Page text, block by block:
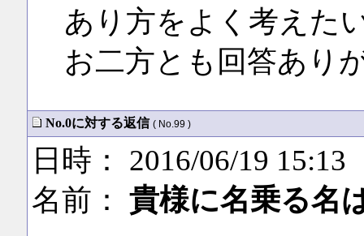
あり方をよく考えた
お二方とも回答あり
No.0に対する返信 ( No.99 )
日時： 2016/06/19 15:13
名前： 貴様に名乗る名